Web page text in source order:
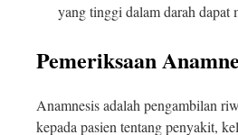
yang tinggi dalam darah dapat
Pemeriksaan
Anamnesis adalah pengambilan
kepada pasien tentang penyakit,